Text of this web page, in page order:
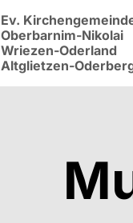
Ev.
Oberbarnim-Nikolai
Wriezen-Oderland
Altglietzen-